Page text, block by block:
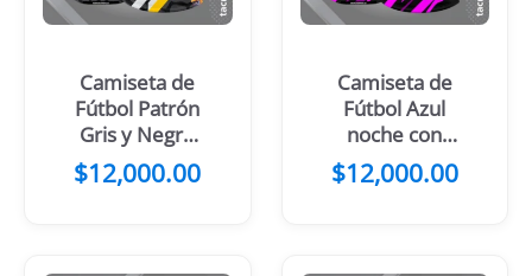
Camiseta de
Fútbol Patrón
Gris y Negro
Franjas Verdes
Blancas
$12,000.00
Camiseta de
Fútbol Azul
noche con
Manchas
Amarillas y
$12,000.00